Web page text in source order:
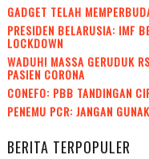
GADGET TELAH
PRESIDEN BELARUSIA: IMF
LOCKDOWN
WADUH! MASSA GERUDUK
PASIEN CORONA
CONEFO: PBB TANDINGAN
PENEMU PCR: JANGAN
BERITA TERPOPULER